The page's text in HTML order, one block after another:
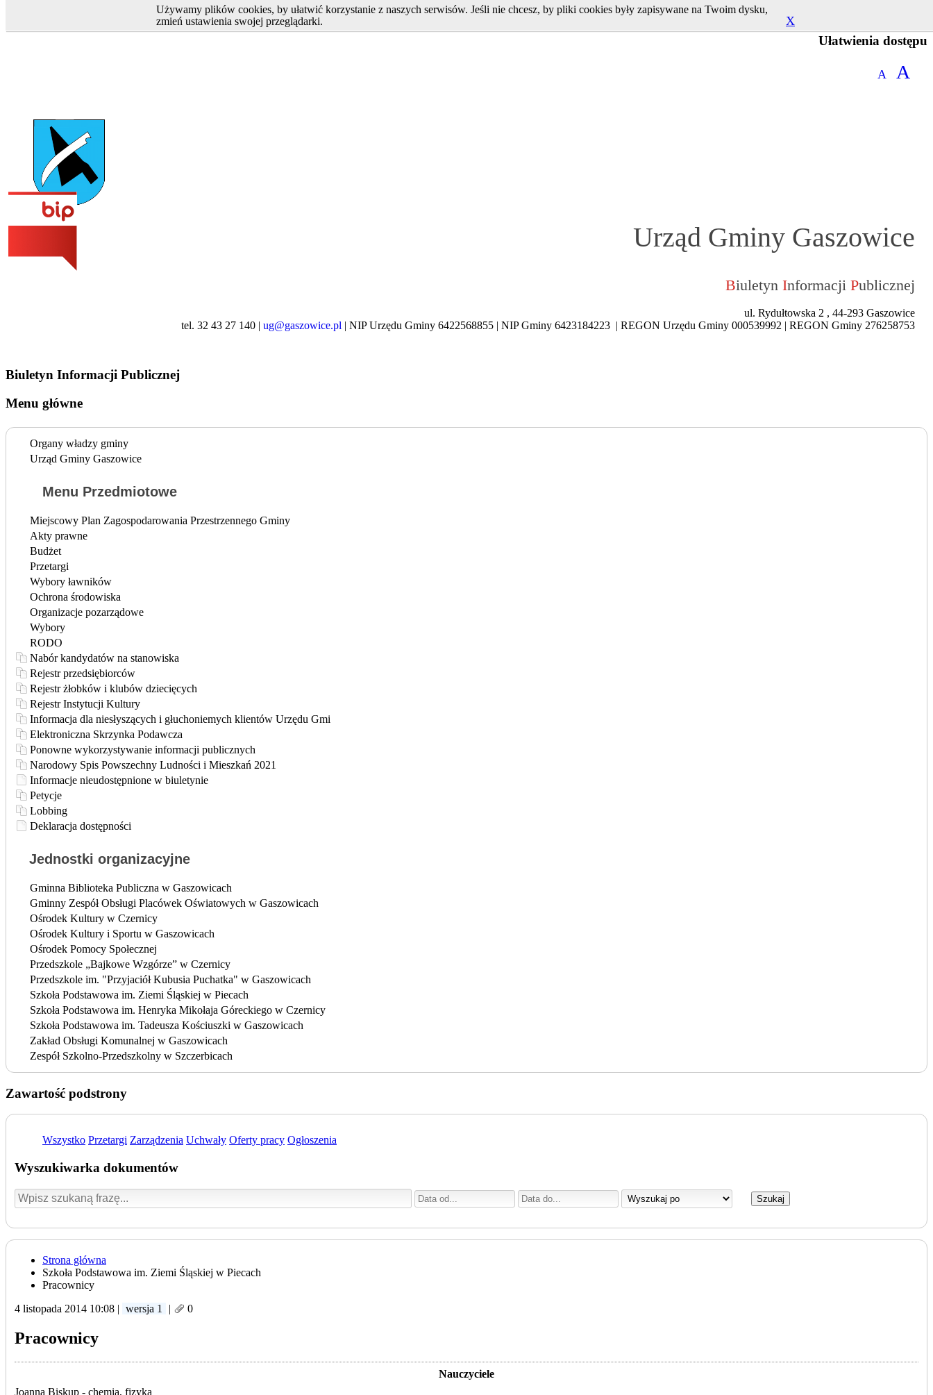
Ułatwienia dostępu
A A
Urząd Gminy Gaszowice
Biuletyn Informacji Publicznej
ul. Rydułtowska 2 , 44-293 Gaszowice
tel. 32 43 27 140 | ug@gaszowice.pl | NIP Urzędu Gminy 6422568855 | NIP Gminy 6423184223 | REGON Urzędu Gminy 000539992 | REGON Gminy 276258753
Biuletyn Informacji Publicznej
Menu główne
Organy władzy gminy
Urząd Gminy Gaszowice
Menu Przedmiotowe
Miejscowy Plan Zagospodarowania Przestrzennego Gminy
Akty prawne
Budżet
Przetargi
Wybory ławników
Ochrona środowiska
Organizacje pozarządowe
Wybory
RODO
Nabór kandydatów na stanowiska
Rejestr przedsiębiorców
Rejestr żłobków i klubów dziecięcych
Rejestr Instytucji Kultury
Informacja dla niesłyszących i głuchoniemych klientów Urzędu Gmi
Elektroniczna Skrzynka Podawcza
Ponowne wykorzystywanie informacji publicznych
Narodowy Spis Powszechny Ludności i Mieszkań 2021
Informacje nieudostępnione w biuletynie
Petycje
Lobbing
Deklaracja dostępności
Jednostki organizacyjne
Gminna Biblioteka Publiczna w Gaszowicach
Gminny Zespół Obsługi Placówek Oświatowych w Gaszowicach
Ośrodek Kultury w Czernicy
Ośrodek Kultury i Sportu w Gaszowicach
Ośrodek Pomocy Społecznej
Przedszkole „Bajkowe Wzgórze” w Czernicy
Przedszkole im. "Przyjaciół Kubusia Puchatka" w Gaszowicach
Szkoła Podstawowa im. Ziemi Śląskiej w Piecach
Szkoła Podstawowa im. Henryka Mikołaja Góreckiego w Czernicy
Szkoła Podstawowa im. Tadeusza Kościuszki w Gaszowicach
Zakład Obsługi Komunalnej w Gaszowicach
Zespół Szkolno-Przedszkolny w Szczerbicach
Zawartość podstrony
Wszystko Przetargi Zarządzenia Uchwały Oferty pracy Ogłoszenia
Wyszukiwarka dokumentów
Szukaj
Strona główna
Szkoła Podstawowa im. Ziemi Śląskiej w Piecach
Pracownicy
4 listopada 2014 10:08 | wersja 1 | 0
Pracownicy
Nauczyciele
Joanna Biskup - chemia, fizyka
Używamy plików cookies, by ułatwić korzystanie z naszych serwisów. Jeśli nie chcesz, by pliki cookies były zapisywane na Twoim dysku,
zmień ustawienia swojej przeglądarki.
X